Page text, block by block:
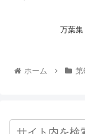
万葉集
ホーム 第